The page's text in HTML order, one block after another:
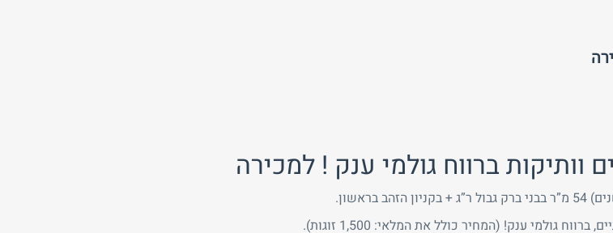
וותיקות ברווח גולמי ענק ! למכירה
גולמי ענק! (המחיר כולל את המלאי: 1,500 זוגות).